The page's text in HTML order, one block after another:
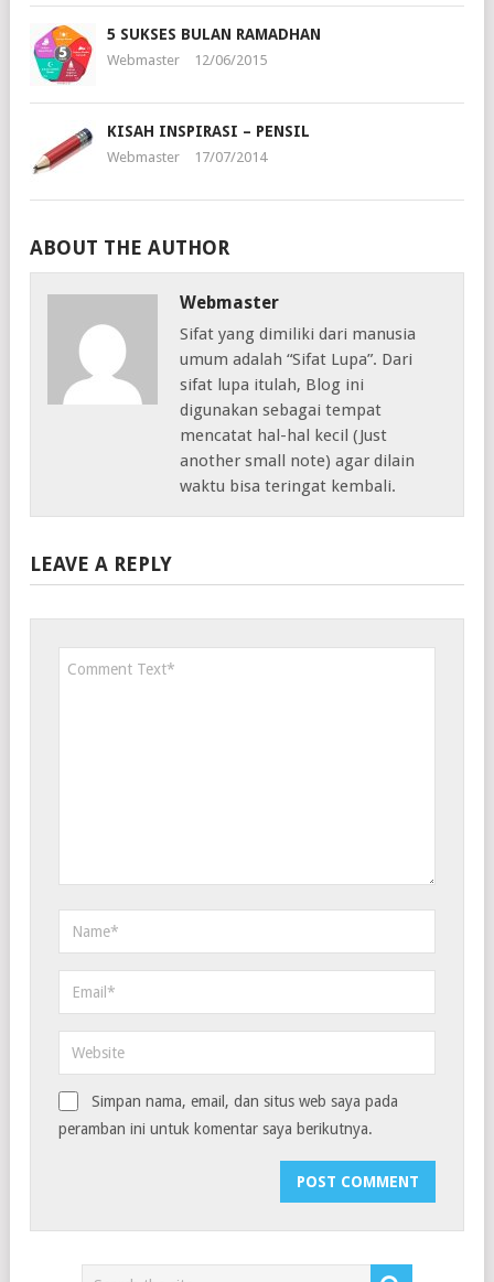
5 SUKSES BULAN RAMADHAN
Webmaster 12/06/2015
KISAH INSPIRASI – PENSIL
Webmaster 17/07/2014
ABOUT THE AUTHOR
Webmaster
Sifat yang dimiliki dari manusia
umum adalah “Sifat Lupa”. Dari
sifat lupa itulah, Blog ini
digunakan sebagai tempat
mencatat hal-hal kecil (Just
another small note) agar dilain
waktu bisa teringat kembali.
LEAVE A REPLY
Simpan nama, email, dan situs web saya pada
peramban ini untuk komentar saya berikutnya.